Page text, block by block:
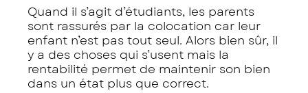
Quand il s’agit d’étudiants, les parents
sont rassurés par la colocation car leur
enfant n’est pas tout seul. Alors bien sûr, il
y a des choses qui s’usent mais la
rentabilité permet de maintenir son bien
dans un état plus que correct.